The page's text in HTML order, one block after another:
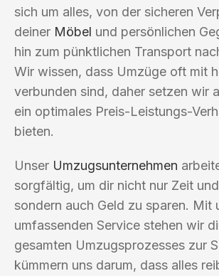
sich um alles, von der sicheren
deiner Möbel und persönlichen
hin zum pünktlichen Transport
Wir wissen, dass Umzüge oft mit
verbunden sind, daher setzen wir
ein optimales Preis-Leistungs-
bieten.
Unser Umzugsunternehmen
sorgfältig, um dir nicht nur Zeit
sondern auch Geld zu sparen. Mit
umfassenden Service stehen wir
gesamten Umzugsprozesses zur
kümmern uns darum, dass alles